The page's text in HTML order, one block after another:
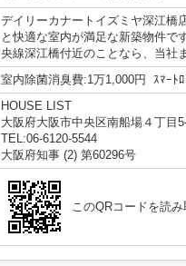
デイリーカナートイズミヤ深江橋
と快適な室内が満足な新築物件で
央線深江橋付近のことなら、当社
室内除菌消臭費:1万1,000円 ｽﾏｰﾄ
HOUSE LIST
大阪府大阪市中央区南船場４丁目
TEL:06-6120-5544
大阪府知事 (2) 第60296号
このQRコードを読